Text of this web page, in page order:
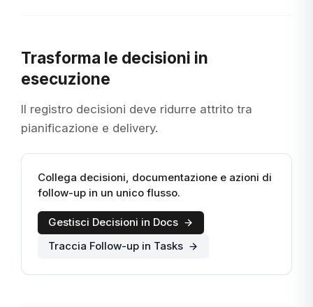
Trasforma le decisioni in
esecuzione
Il registro decisioni deve ridurre attrito tra
pianificazione e delivery.
Collega decisioni, documentazione e azioni di
follow-up in un unico flusso.
Gestisci Decisioni in Docs
Traccia Follow-up in Tasks